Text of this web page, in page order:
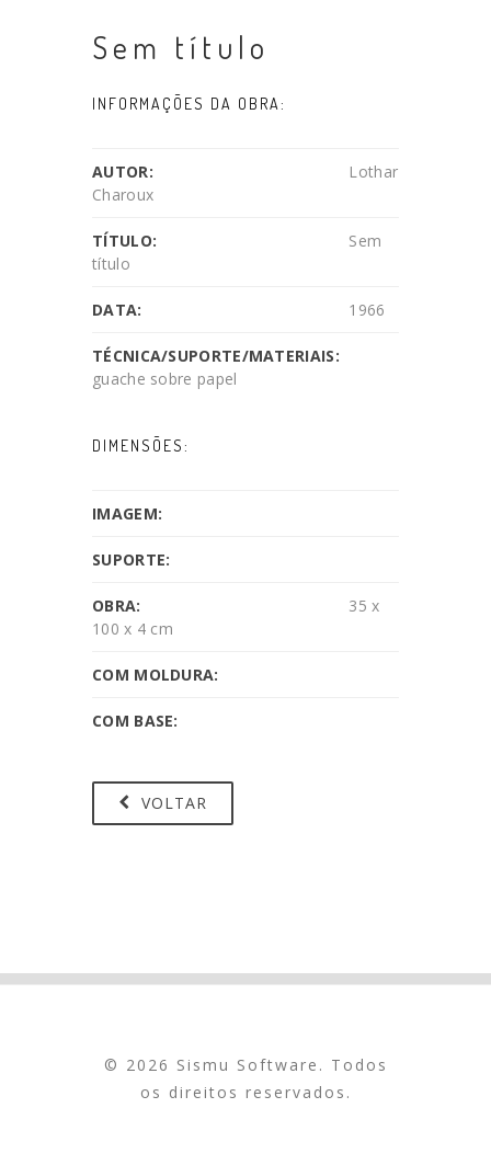
Sem título
INFORMAÇÕES DA OBRA:
AUTOR:
Lothar
Charoux
TÍTULO:
Sem
título
DATA: 1966
TÉCNICA/SUPORTE/MATERIAIS:
guache sobre papel
DIMENSÕES:
IMAGEM:
SUPORTE:
OBRA:
35 x
100 x 4 cm
COM MOLDURA:
COM BASE:
VOLTAR
© 2026 Sismu Software. Todos
os direitos reservados.